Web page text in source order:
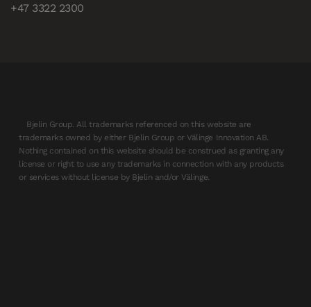
+47 3322 2300
Bjelin Group. All trademarks referenced on this website are
trademarks owned by either Bjelin Group or Välinge Innovation AB.
Nothing contained on this website should be construed as granting any
license or right to use any trademarks in connection with any products
or services without license by Bjelin and/or Välinge.